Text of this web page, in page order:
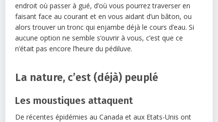
endroit où passer à gué, d’où vous pourrez traverser en
faisant face au courant et en vous aidant d’un bâton, ou
alors trouver un tronc qui enjambe déjà le cours d’eau. Si
aucune option ne semble s’ouvrir à vous, c’est que ce
n’était pas encore l’heure du pédiluve.
La nature, c’est (déjà) peuplé
Les moustiques attaquent
De récentes épidémies au Canada et aux Etats-Unis ont